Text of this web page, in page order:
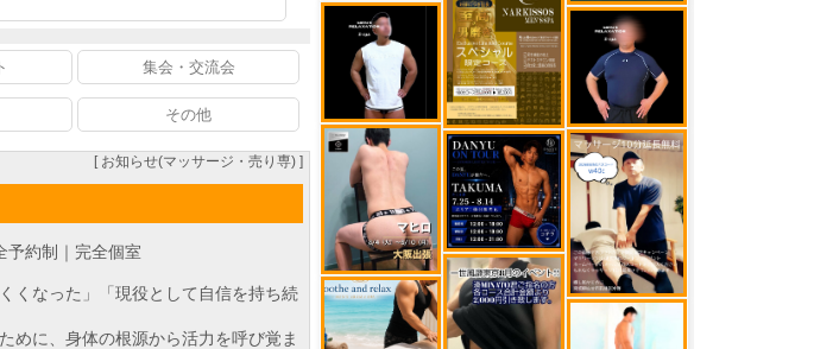
集会・交流会
その他
[ お知らせ(マッサージ・売り専) ]
予約制｜完全個室
くなった」「現役として自信を持ち続
めに、身体の根源から活力を呼び覚ま